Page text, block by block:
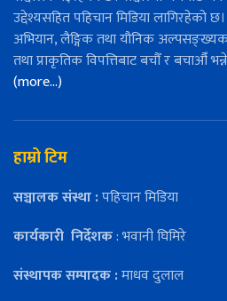
उद्देश्यसहित पहिचान मिडिया लागिरहेको
अभियान, लैङ्गिक तथा यौनिक
तथा प्राकृतिक विपत्तिबाट बचौँ र बचाऔँ
(more…)
हाम्रो टिम
सञ्चालक संस्था :पहिचान मिडिया
कार्यकारी निर्देशक: भवानी घिमिरे
संस्थापक सम्पादक :माधव दुलाल